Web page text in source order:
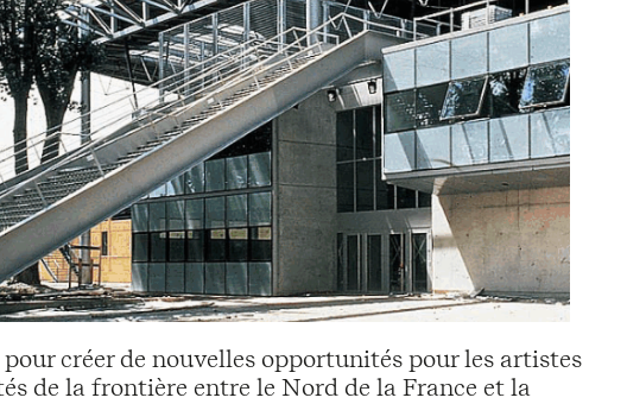
créer de nouvelles opportunités pour les artistes
de la frontière entre le Nord de la France et la